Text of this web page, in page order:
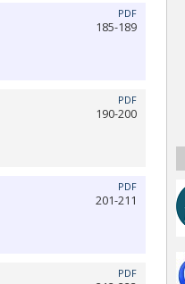
PDF
185-189
PDF
190-200
PDF
201-211
PDF